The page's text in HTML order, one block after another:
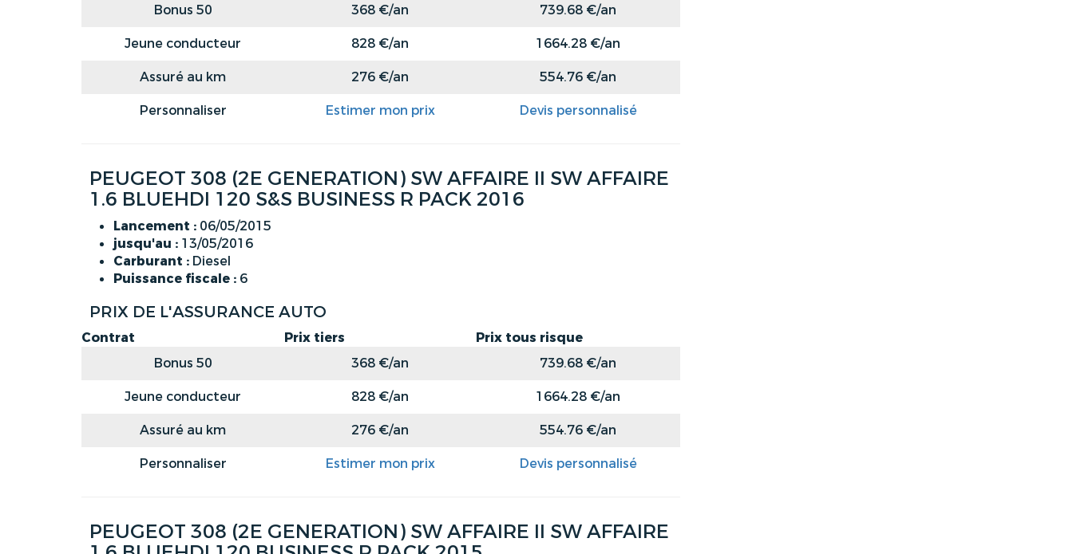
Bonus 50
368 €/an
739.68 €/an
Jeune conducteur
828 €/an
1664.28 €/an
Assuré au km
276 €/an
554.76 €/an
Personnaliser
Estimer mon prix Devis personnalisé
PEUGEOT 308 (2E GENERATION) SW AFFAIRE II SW AFFAIRE
1.6 BLUEHDI 120 S&S BUSINESS R PACK 2016
Lancement : 06/05/2015
jusqu'au : 13/05/2016
Carburant : Diesel
Puissance fiscale : 6
PRIX DE L'ASSURANCE AUTO
Contrat Prix tiers
Prix tous risque
Bonus 50
368 €/an
739.68 €/an
Jeune conducteur
828 €/an
1664.28 €/an
Assuré au km
276 €/an
554.76 €/an
Personnaliser
Estimer mon prix Devis personnalisé
PEUGEOT 308 (2E GENERATION) SW AFFAIRE II SW AFFAIRE